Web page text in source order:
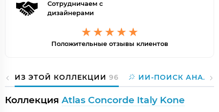
Сотрудничаем с
дизайнерами
Положительные отзывы клиентов
ИЗ ЭТОЙ КОЛЛЕКЦИИ 96 ИИ-ПОИСК
Коллекция Atlas Concorde Italy Kone